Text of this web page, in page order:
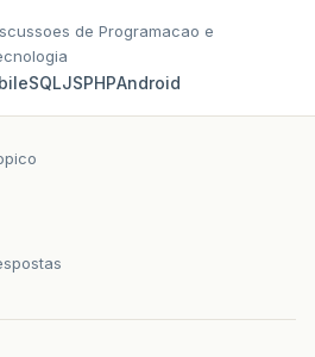
de Programacao e
SQLJSPHPAndroid